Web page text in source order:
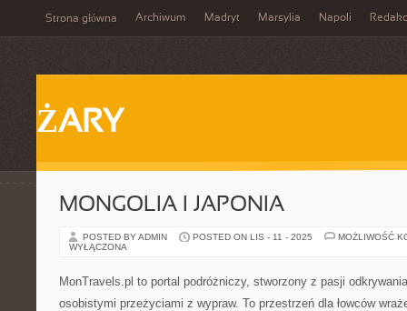
Strona główna Archiwum Madryt Marsylia Napoli
ŻARY
MONGOLIA I JAPONIA
POSTED BY ADMIN POSTED ON LIS - 11 - 2025
MOŻLIWOŚĆ
WYŁĄCZONA
MonTravels.pl to portal podróżniczy, stworzony z pasji
osobistymi przeżyciami z wypraw. To przestrzeń dla łowców